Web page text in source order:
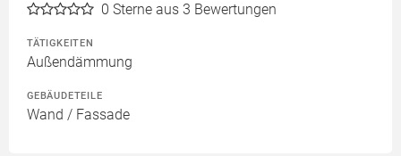
0 Sterne aus 3 Bewertungen
TÄTIGKEITEN
Außendämmung
GEBÄUDETEILE
Wand / Fassade